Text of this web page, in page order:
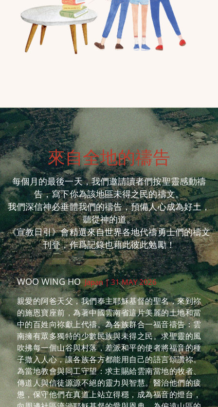
來自全地的禱告
每個月的最後一天，我們邀請讀者們按聖靈感動禱
告，寫下你為該地區未得之民的禱文。
我們深信神必垂體我們的禱告，預備人心成為好土，
聽從神的道。
《宣教日引》會精選來自世界各地代禱勇士們的禱文
刊登，作爲記錄也藉此彼此勉勵！
KEVIN LIU Taiwan | 30 MAY 2026
你是預備萬事成就萬有的主，求主引領中國雲南省還
不認識耶穌的人來到你面前，開他們的眼及耳，使他
們可藉著周遭的基督徒弟兄姊妹生命故事的分享，而
認識耶穌、相信耶穌是唯一的拯救，求全能的主揀選
及幫助他們。
高紹恩 Taiwan | 27 MAY 2026